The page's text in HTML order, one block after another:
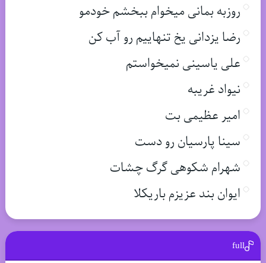
روزبه بمانی میخوام ببخشم خودمو
رضا یزدانی یخ تنهاییم رو آب کن
علی یاسینی نمیخواستم
نیواد غریبه
امیر عظیمی بت
سینا پارسیان رو دست
شهرام شکوهی گرگ چشات
ایوان بند عزیزم باریکلا
full